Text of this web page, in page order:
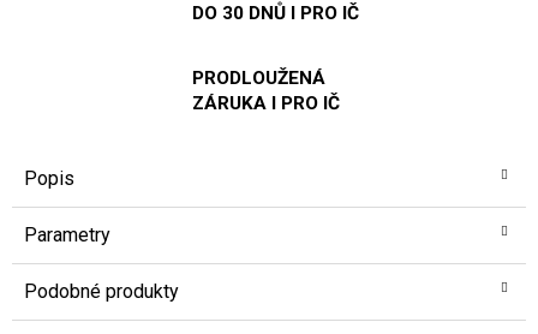
DO 30 DNŮ I PRO IČ
PRODLOUŽENÁ
ZÁRUKA I PRO IČ
Popis
Parametry
Podobné produkty